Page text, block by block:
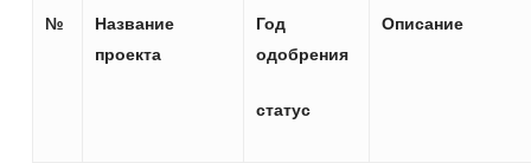
№
Название
проекта
Год
одобрения
статус
Описание